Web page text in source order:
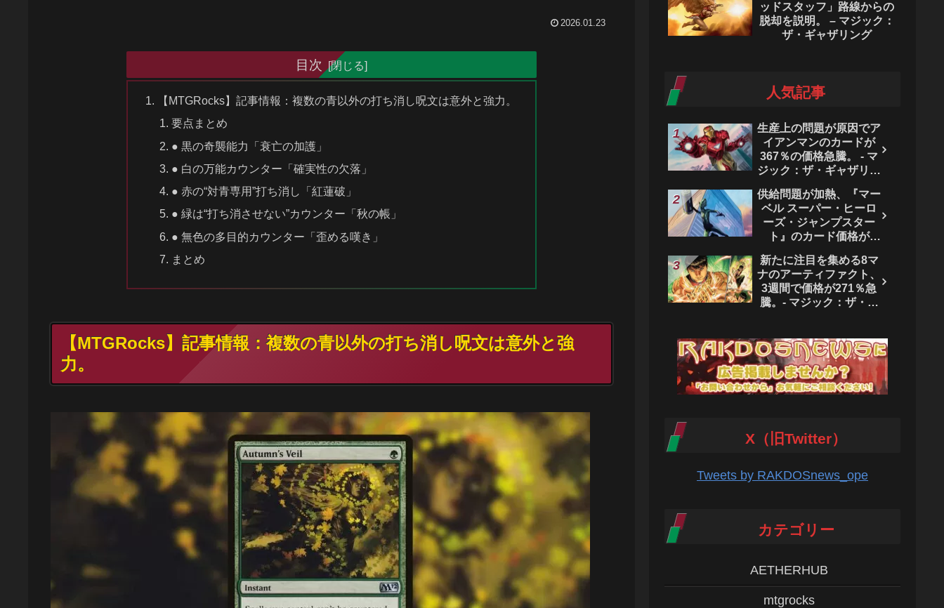
2026.01.23
目次
【MTGRocks】記事情報：複数の青以外の打ち消し呪文は意外と強力。
要点まとめ
● 黒の奇襲能力「衰亡の加護」
● 白の万能カウンター「確実性の欠落」
● 赤の“対青専用”打ち消し「紅蓮破」
● 緑は“打ち消させない”カウンター「秋の帳」
● 無色の多目的カウンター「歪める嘆き」
まとめ
【MTGRocks】記事情報：複数の青以外の打ち消し呪文は意外と強
力。
ッドスタッフ」路線からの
脱却を説明。 – マジック：
ザ・ギャザリング
人気記事
生産上の問題が原因でア
イアンマンのカードが
367％の価格急騰。 - マ
ジック：ザ・ギャザリン
供給問題が加熱、『マー
ベル スーパー・ヒーロ
ーズ・ジャンプスター
ト』のカード価格が
ク：ザ・ギャザリング
新たに注目を集める8マ
ナのアーティファクト、
3週間で価格が271％急
騰。- マジック：ザ・ギ
X（旧Twitter）
Tweets by RAKDOSnews_ope
カテゴリー
AETHERHUB
mtgrocks